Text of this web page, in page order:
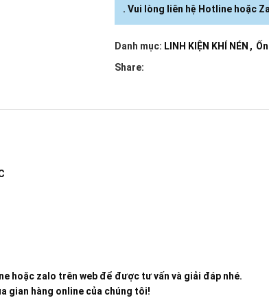
. Vui lòng liên hệ Hotline hoặc
Danh mục: LINH KIỆN KHÍ NÉN ,
Share:
hoặc zalo trên web để được tư vấn và giải đáp nhé.
gian hàng online của chúng tôi!